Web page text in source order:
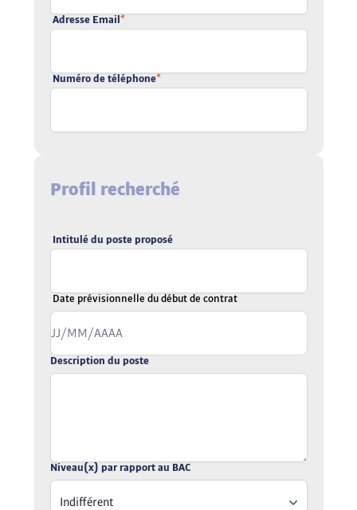
Adresse Email *
Numéro de téléphone*
Profil recherché
Intitulé du poste proposé
Date prévisionnelle du début de contrat
Description du poste
Niveau(x) par rapport au BAC
Indifférent